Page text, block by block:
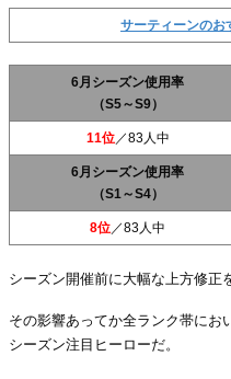
サーティーンのお
6月シーズン使用率
（S5～S9）
11位／83人中
6月シーズン使用率
（S1～S4）
8位 ／83人中
シーズン開催前に大幅な上方修正
その影響あってか全ランク帯にお
シーズン注目ヒーローだ。